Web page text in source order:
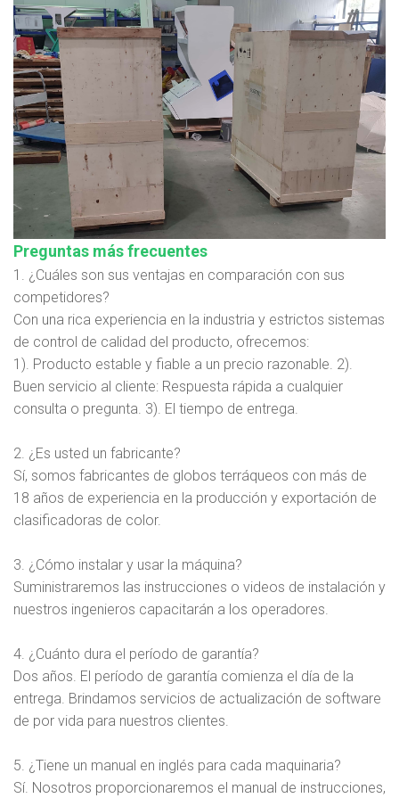
Preguntas más frecuentes
1. ¿Cuáles son sus ventajas en comparación con sus
competidores?
Con una rica experiencia en la industria y estrictos sistemas
de control de calidad del producto, ofrecemos:
1). Producto estable y fiable a un precio razonable. 2).
Buen servicio al cliente: Respuesta rápida a cualquier
consulta o pregunta. 3). El tiempo de entrega.
2. ¿Es usted un fabricante?
Sí, somos fabricantes de globos terráqueos con más de
18 años de experiencia en la producción y exportación de
clasificadoras de color.
3. ¿Cómo instalar y usar la máquina?
Suministraremos las instrucciones o videos de instalación y
nuestros ingenieros capacitarán a los operadores.
4. ¿Cuánto dura el período de garantía?
Dos años. El período de garantía comienza el día de la
entrega. Brindamos servicios de actualización de software
de por vida para nuestros clientes.
5. ¿Tiene un manual en inglés para cada maquinaria?
Sí. Nosotros proporcionaremos el manual de instrucciones,